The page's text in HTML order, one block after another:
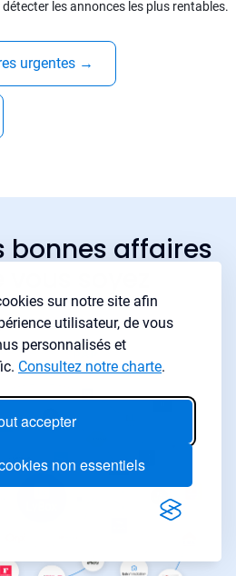
sur notre site afin
utilisateur, de vous
personnalisés et
Consultez notre charte.
accepter
non essentiels
les annonces les plus rentables.
urgentes →
bonnes affaires